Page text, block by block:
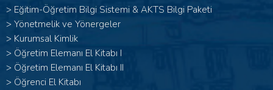
> Eğitim-Öğretim Bilgi Sistemi & AKTS Bilgi Paketi
> Yönetmelik ve Yönergeler
> Kurumsal Kimlik
> Öğretim Elemanı El Kitabı I
> Öğretim Elemanı El Kitabı II
> Öğrenci El Kitabı